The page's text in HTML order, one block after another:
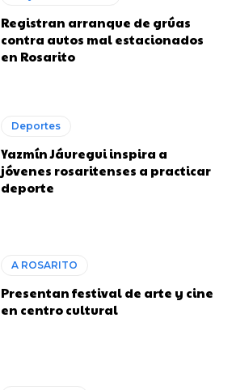
Registran arranque de grúas
contra autos mal estacionados
en Rosarito
Deportes
Yazmín Jáuregui inspira a
jóvenes rosaritenses a practicar
deporte
A ROSARITO
Presentan festival de arte y cine
en centro cultural